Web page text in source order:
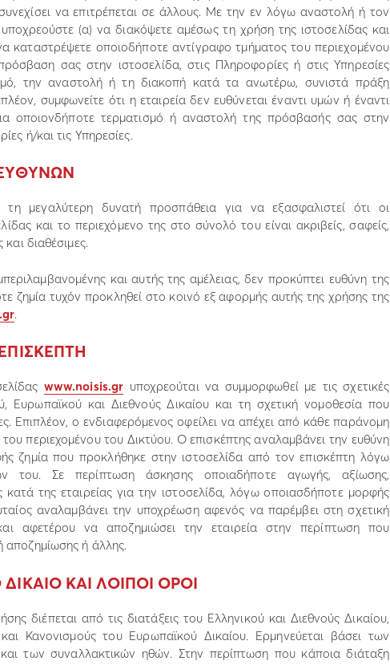
να επιτρέπεται σε άλλους. Με την εν λόγω αναστολή ή τον
(α) να διακόψετε αµέσως τη χρήση της ιστοσελίδας και
καταστρέψετε οποιοδήποτε αντίγραφο τµήµατος του περιεχοµένου
σας στην ιστοσελίδα, στις Πληροφορίες ή στις Υπηρεσίες
την αναστολή ή τη διακοπή κατά τα ανωτέρω, συνιστά πράξη
συµφωνείτε ότι η εταιρεία δεν ευθύνεται έναντι υµών ή έναντι
οποιονδήποτε τερµατισµό ή αναστολή της πρόσβασής σας στην
ή/και τις Υπηρεσίες.
τη µεγαλύτερη δυνατή προσπάθεια για να εξασφαλιστεί ότι οι
και το περιεχόµενο της στο σύνολό του είναι ακριβείς, σαφείς,
διαθέσιµες.
και αυτής της αµέλειας, δεν προκύπτει ευθύνη της
ζηµία τυχόν προκληθεί στο κοινό εξ αφορµής αυτής της χρήσης της
.
www.noisis.gr υποχρεούται να συµµορφωθεί µε τις σχετικές
Ευρωπαϊκού και ∆ιεθνούς ∆ικαίου και τη σχετική νοµοθεσία που
Επιπλέον, ο ενδιαφερόµενος οφείλει να απέχει από κάθε παράνοµη
περιεχοµένου του ∆ικτύου. Ο επισκέπτης αναλαµβάνει την ευθύνη
ζηµία που προκλήθηκε στην ιστοσελίδα από τον επισκέπτη λόγω
του. Σε περίπτωση άσκησης οποιαδήποτε αγωγής, αξίωσης,
κατά της εταιρείας για την ιστοσελίδα, λόγω οποιασδήποτε µορφής
αναλαµβάνει την υποχρέωση αφενός να παρέµβει στη σχετική
αφετέρου να αποζηµιώσει την εταιρεία στην περίπτωση που
αποζηµίωσης ή άλλης.
ΚΑΙ ΛΟΙΠΟΙ ΟΡΟΙ
διέπεται από τις διατάξεις του Ελληνικού και ∆ιεθνούς ∆ικαίου,
Κανονισµούς του Ευρωπαϊκού ∆ικαίου. Ερµηνεύεται βάσει των
των συναλλακτικών ηθών. Στην περίπτωση που κάποια διάταξη